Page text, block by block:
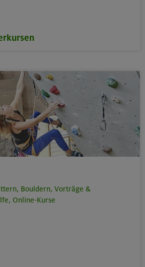
Bouldern, Vorträge &
Online-Kurse